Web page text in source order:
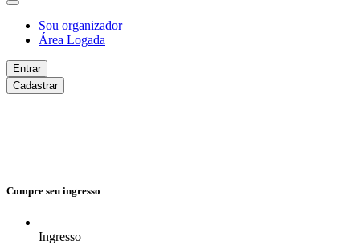
Sou organizador
Área Logada
Entrar
Cadastrar
Compre seu ingresso
Ingresso